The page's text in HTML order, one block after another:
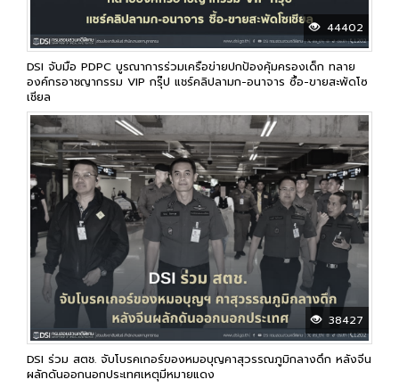
44402
DSI จับมือ PDPC บูรณาการร่วมเครือข่ายปกป้องคุ้มครองเด็ก ทลาย
องค์กรอาชญากรรม VIP กรุ๊ป แชร์คลิปลามก-อนาจาร ซื้อ-ขายสะพัดโซ
เชียล
38427
DSI ร่วม สตช. จับโบรคเกอร์ของหมอบุญคาสุวรรณภูมิกลางดึก หลังจีน
ผลักดันออกนอกประเทศเหตุมีหมายแดง